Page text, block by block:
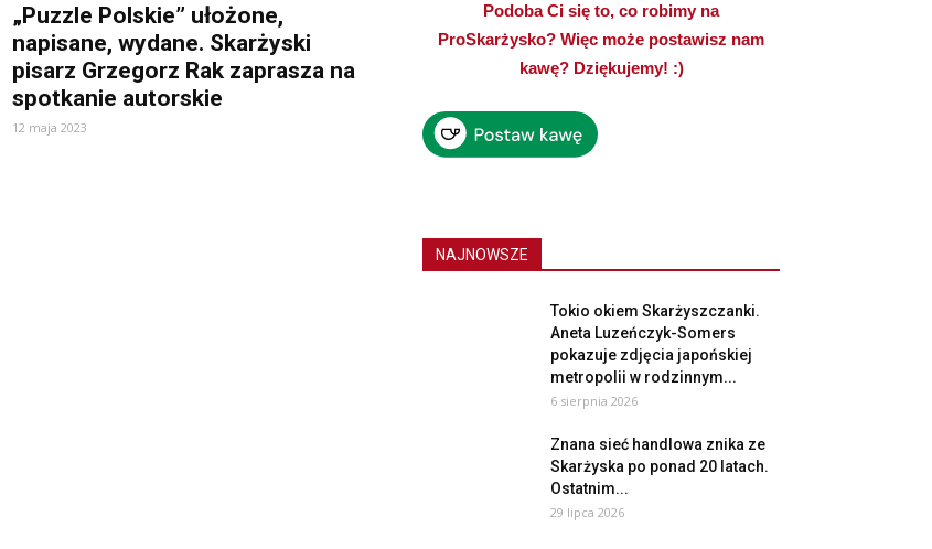
„Puzzle Polskie” ułożone,
napisane, wydane. Skarżyski
pisarz Grzegorz Rak zaprasza na
spotkanie autorskie
12 maja 2023
Podoba Ci się to, co robimy na
ProSkarżysko? Więc może postawisz nam
kawę? Dziękujemy! :)
NAJNOWSZE
Tokio okiem Skarżyszczanki.
Aneta Luzeńczyk-Somers
pokazuje zdjęcia japońskiej
metropolii w rodzinnym...
6 sierpnia 2026
Znana sieć handlowa znika ze
Skarżyska po ponad 20 latach.
Ostatnim...
29 lipca 2026